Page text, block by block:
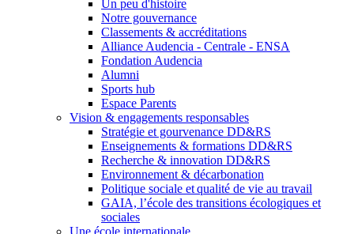
Un peu d'histoire
Notre gouvernance
Classements & accréditations
Alliance Audencia - Centrale - ENSA
Fondation Audencia
Alumni
Sports hub
Espace Parents
Vision & engagements responsables
Stratégie et gourvenance DD&RS
Enseignements & formations DD&RS
Recherche & innovation DD&RS
Environnement & décarbonation
Politique sociale et qualité de vie au travail
GAIA, l’école des transitions écologiques et
sociales
Une école internationale